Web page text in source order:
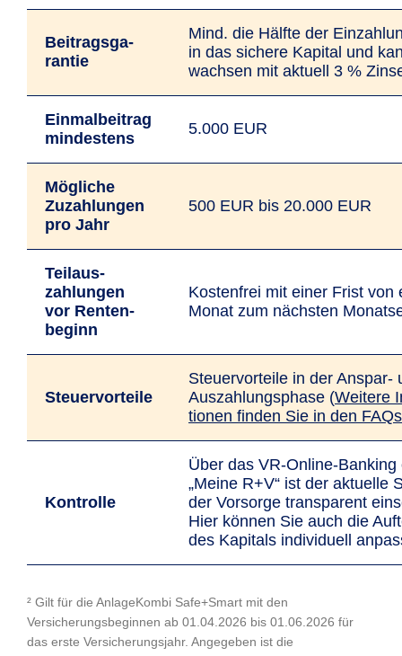
Bei­trags­­ga­
ran­tie
Mind. die Hälfte der
in das sichere Kapital und
wachsen mit aktuell 3 %
Einmalbeitrag
mindestens
5.000 EUR
Mög­liche
Zuzah­lun­gen
pro Jahr
500 EUR bis 20.000 EUR
Teil­aus­
zahlun­gen
vor Renten­­
beginn
Kostenfrei mit einer Frist von
Monat zum nächsten
Steuer­­vor­teile
Steuer­vor­tei­le in der An­spar-
Aus­zah­lungs­phase (Weitere
tio­nen finden Sie in den FAQs
Kon­trolle
Über das VR-Online-Ban­king
„Meine R+V“ ist der aktuelle
der Vorsorge trans­parent
Hier können Sie auch die
des Kapitals individuell
² Gilt für die AnlageKombi Safe+Smart mit den
Versicherungsbeginnen ab 01.04.2026 bis 01.06.2026 für
das erste Versicherungsjahr. Angegeben ist die